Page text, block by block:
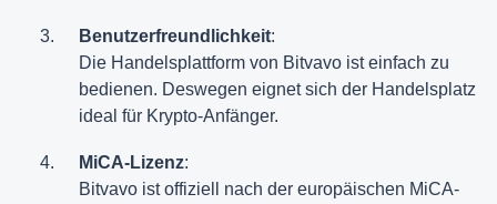
Benutzerfreundlichkeit:
Die Handelsplattform von Bitvavo ist einfach zu
bedienen. Deswegen eignet sich der Handelsplatz
ideal für Krypto-Anfänger.
MiCA-Lizenz:
Bitvavo ist offiziell nach der europäischen MiCA-